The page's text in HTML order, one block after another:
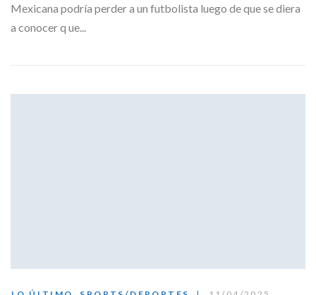
Mexicana podría perder a un futbolista luego de que se diera
a conocer q ue...